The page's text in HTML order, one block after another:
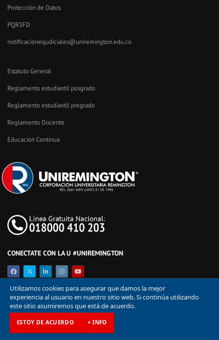
Protección de Datos
PQRSFD
notificacionesjudiciales@uniremington.edu.co
Estatuto General
Reglamento estudiantil posgrado
Reglamento estudiantil pregrado
Reglamento Docente
Educación Continua
CONECTATE CON LA U #UNIREMINGTON
© Corporación Universitaria Remington 2026
Utilizamos cookies para asegurar que damos la mejor
experiencia al usuario en nuestro sitio web. Si continúa utilizando
este sitio asumiremos que está de acuerdo.
ESTOY DE ACUERDO + INFO